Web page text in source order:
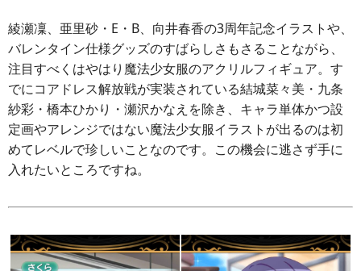
綾瀬凜、亜里砂・E・B、向井春香の3周年記念イラストや、
バレンタイン仕様グッズのすばらしさもさることながら、
注目すべくはやはり魔法少女服のアクリルフィギュア。す
でにコアドレス解放戦が実装されている結城菜々美・九条
紗彩・橋本ひかり・瀬沢かなえを除き、キャラ単体かつ設
定画やアレンジではない魔法少女服イラストが出るのは初
めてレベルで珍しいことなのです。この機会に逃さず手に
入れたいところですね。